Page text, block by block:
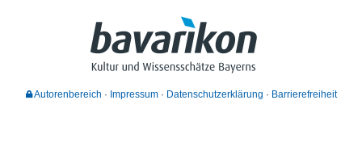
Autorenbereich Impressum Datenschutzerklärung Barrierefreiheit